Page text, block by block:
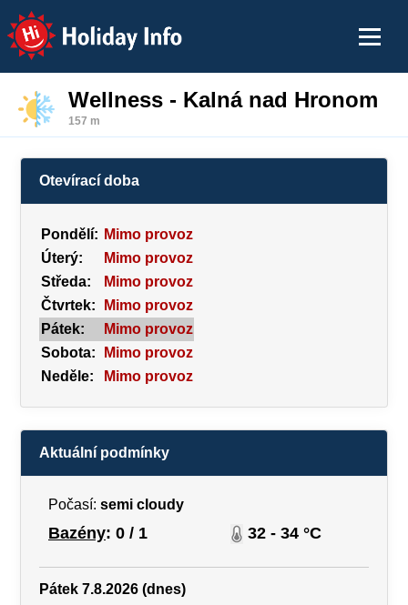
Holiday Info
Wellness - Kalná nad Hronom
157 m
Otevírací doba
Pondělí: Mimo provoz
Úterý:
Mimo provoz
Středa:
Mimo provoz
Čtvrtek:
Mimo provoz
Pátek:
Mimo provoz
Sobota:
Mimo provoz
Neděle:
Mimo provoz
Aktuální podmínky
Počasí: semi cloudy
Bazény: 0 / 1 32 - 34 °C
Pátek 7.8.2026 (dnes)